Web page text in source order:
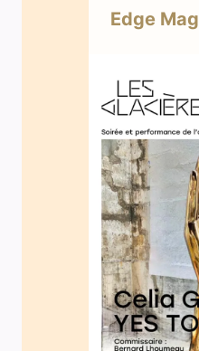
Edge Mag